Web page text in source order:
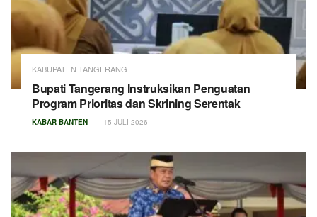
KABUPATEN TANGERANG
Bupati Tangerang Instruksikan Penguatan
Program Prioritas dan Skrining Serentak
KABAR BANTEN 15 JULI 2026